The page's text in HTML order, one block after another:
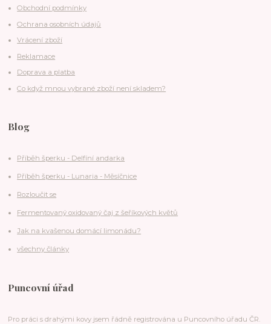
Obchodní podmínky
Ochrana osobních údajů
Vrácení zboží
Reklamace
Doprava a platba
Co když mnou vybrané zboží není skladem?
Blog
Příběh šperku - Delfíní andarka
Příběh šperku - Lunaria - Měsíčnice
Rozloučit se
Fermentovaný oxidovaný čaj z šeříkových květů
Jak na kvašenou domácí limonádu?
všechny články
Puncovní úřad
Pro práci s drahými kovy jsem řádně registrována u Puncovního úřadu ČR.